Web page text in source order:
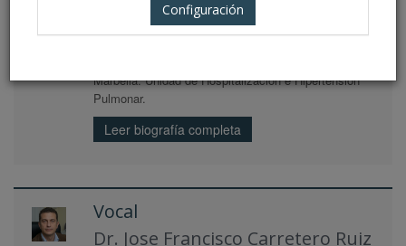
Configuración
Dr. Rafael Bravo Márques
Marbella. Unidad de Hospitalización e Hipertensión
Pulmonar.
Leer biografía completa
Vocal
Dr. Jose Francisco Carretero Ruiz